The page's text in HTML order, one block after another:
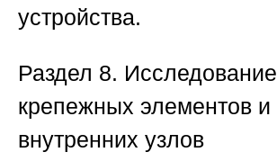
устройства.
Раздел 8. Исследование
крепежных элементов и
внутренних узлов